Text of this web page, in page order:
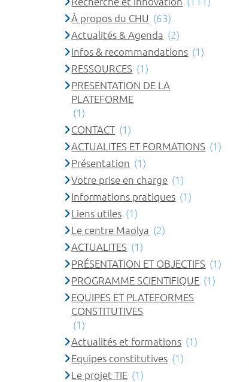
À propos du CHU (63)
Actualités & Agenda (2)
Infos & recommandations (1)
RESSOURCES (1)
PRESENTATION DE LA
PLATEFORME
(1)
CONTACT (1)
ACTUALITES ET FORMATIONS (1)
Présentation (1)
Votre prise en charge (1)
Informations pratiques (1)
Liens utiles (1)
Le centre Maolya (2)
ACTUALITES (1)
PRÉSENTATION ET OBJECTIFS (1)
PROGRAMME SCIENTIFIQUE (1)
EQUIPES ET PLATEFORMES
CONSTITUTIVES
(1)
Actualités et formations (1)
Equipes constitutives (1)
Le projet TIE (1)